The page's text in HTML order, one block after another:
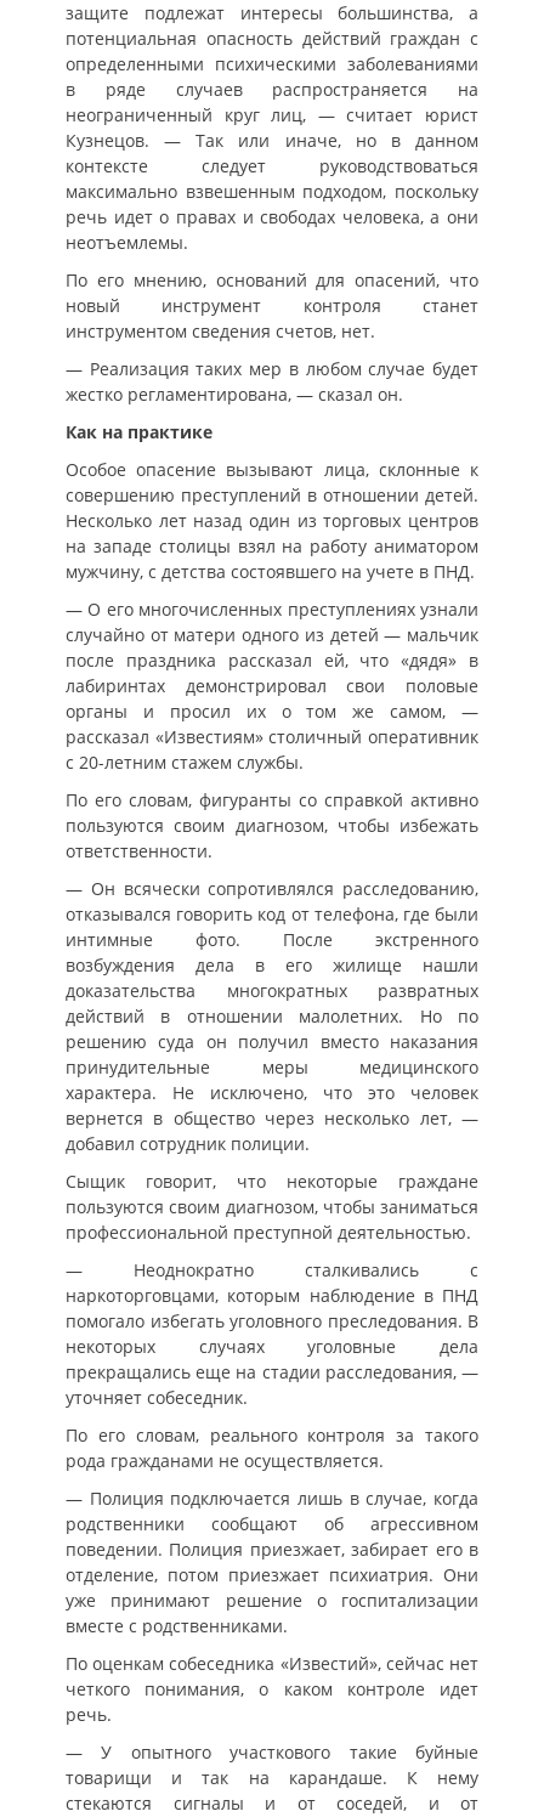
защите подлежат интересы большинства, а
потенциальная опасность действий граждан с
определенными психическими заболеваниями
в ряде случаев распространяется на
неограниченный круг лиц, — считает юрист
Кузнецов. — Так или иначе, но в данном
контексте следует руководствоваться
максимально взвешенным подходом, поскольку
речь идет о правах и свободах человека, а они
неотъемлемы.
По его мнению, оснований для опасений, что
новый инструмент контроля станет
инструментом сведения счетов, нет.
— Реализация таких мер в любом случае будет
жестко регламентирована, — сказал он.
Как на практике
Особое опасение вызывают лица, склонные к
совершению преступлений в отношении детей.
Несколько лет назад один из торговых центров
на западе столицы взял на работу аниматором
мужчину, с детства состоявшего на учете в ПНД.
— О его многочисленных преступлениях узнали
случайно от матери одного из детей — мальчик
после праздника рассказал ей, что «дядя» в
лабиринтах демонстрировал свои половые
органы и просил их о том же самом, —
рассказал «Известиям» столичный оперативник
с 20-летним стажем службы.
По его словам, фигуранты со справкой активно
пользуются своим диагнозом, чтобы избежать
ответственности.
— Он всячески сопротивлялся расследованию,
отказывался говорить код от телефона, где были
интимные фото. После экстренного
возбуждения дела в его жилище нашли
доказательства многократных развратных
действий в отношении малолетних. Но по
решению суда он получил вместо наказания
принудительные меры медицинского
характера. Не исключено, что это человек
вернется в общество через несколько лет, —
добавил сотрудник полиции.
Сыщик говорит, что некоторые граждане
пользуются своим диагнозом, чтобы заниматься
профессиональной преступной деятельностью.
— Неоднократно сталкивались с
наркоторговцами, которым наблюдение в ПНД
помогало избегать уголовного преследования. В
некоторых случаях уголовные дела
прекращались еще на стадии расследования, —
уточняет собеседник.
По его словам, реального контроля за такого
рода гражданами не осуществляется.
— Полиция подключается лишь в случае, когда
родственники сообщают об агрессивном
поведении. Полиция приезжает, забирает его в
отделение, потом приезжает психиатрия. Они
уже принимают решение о госпитализации
вместе с родственниками.
По оценкам собеседника «Известий», сейчас нет
четкого понимания, о каком контроле идет
речь.
— У опытного участкового такие буйные
товарищи и так на карандаше. К нему
стекаются сигналы и от соседей, и от